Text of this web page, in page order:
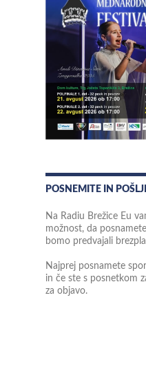
POSNEMITE IN
Na Radiu Brežice Eu
možnost, da
bomo predvajali
Najprej posnamete
in če ste s posnetkom
za objavo.